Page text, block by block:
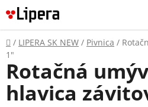
Prejsť
na
obsah
Domov
/ LIPERA SK NEW / Pivnica /
1"
Rotačná
hlavica